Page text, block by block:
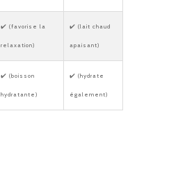
✔️ (favorise la
relaxation)
✔️ (lait chaud
apaisant)
✔️ (boisson
hydratante)
✔️ (hydrate
également)